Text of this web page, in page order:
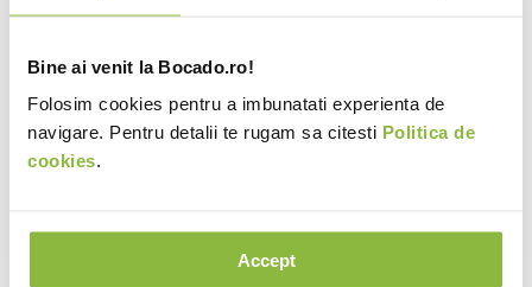
Bine ai venit la Bocado.ro!
Folosim cookies pentru a imbunatati experienta de
navigare. Pentru detalii te rugam sa citesti Politica de
cookies.
Accept